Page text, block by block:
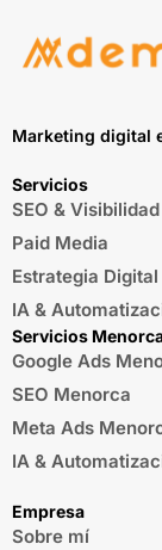
Marketing digital
Servicios
SEO &
Paid Media
Estrategia Digital
IA &
Servicios
Google Ads
SEO Menorca
Meta Ads
IA &
Empresa
Sobre mí